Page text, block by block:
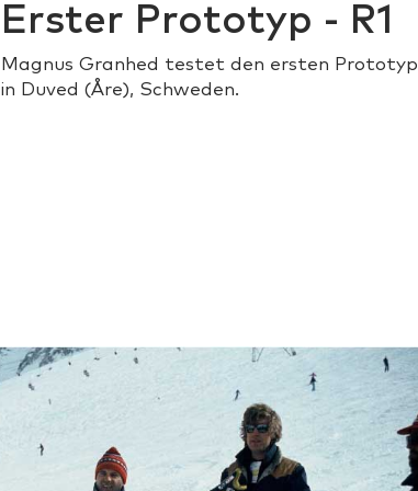
Erster Prototyp - R1
Magnus Granhed testet den ersten Prototyp
in Duved (Åre), Schweden.